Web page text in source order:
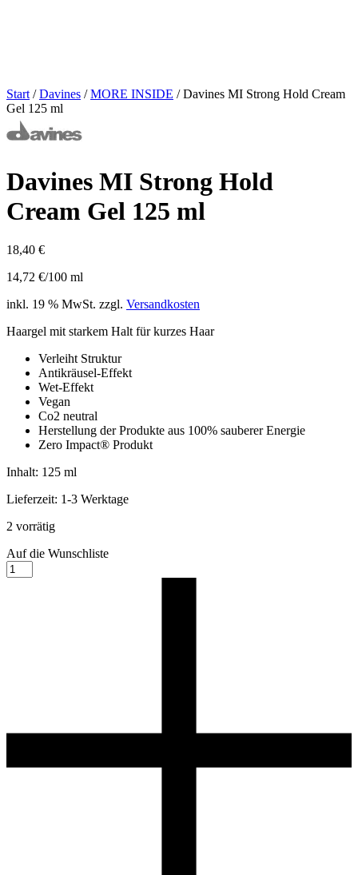
Start /Davines /MORE INSIDE / Davines MI Strong Hold Cream
Gel 125 ml
Davines MI Strong Hold
Cream Gel 125 ml
18,40 €
14,72 €/100 ml
inkl. 19 % MwSt. zzgl. Versandkosten
Haargel mit starkem Halt für kurzes Haar
Verleiht Struktur
Antikräusel-Effekt
Wet-Effekt
Vegan
Co2 neutral
Herstellung der Produkte aus 100% sauberer Energie
Zero Impact® Produkt
Inhalt: 125 ml
Lieferzeit: 1-3 Werktage
2 vorrätig
Auf die Wunschliste